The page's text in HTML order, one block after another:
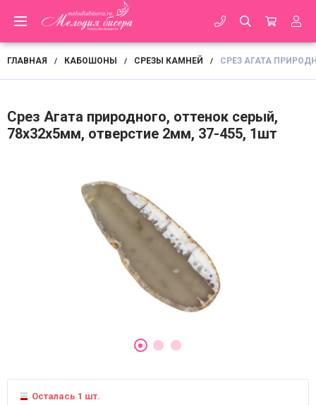
ГЛАВНАЯ / КАБОШОНЫ / СРЕЗЫ КАМНЕЙ / СРЕЗ АГАТА
Срез Агата природного, оттенок серый,
78х32х5мм, отверстие 2мм, 37-455, 1шт
Осталась 1 шт.